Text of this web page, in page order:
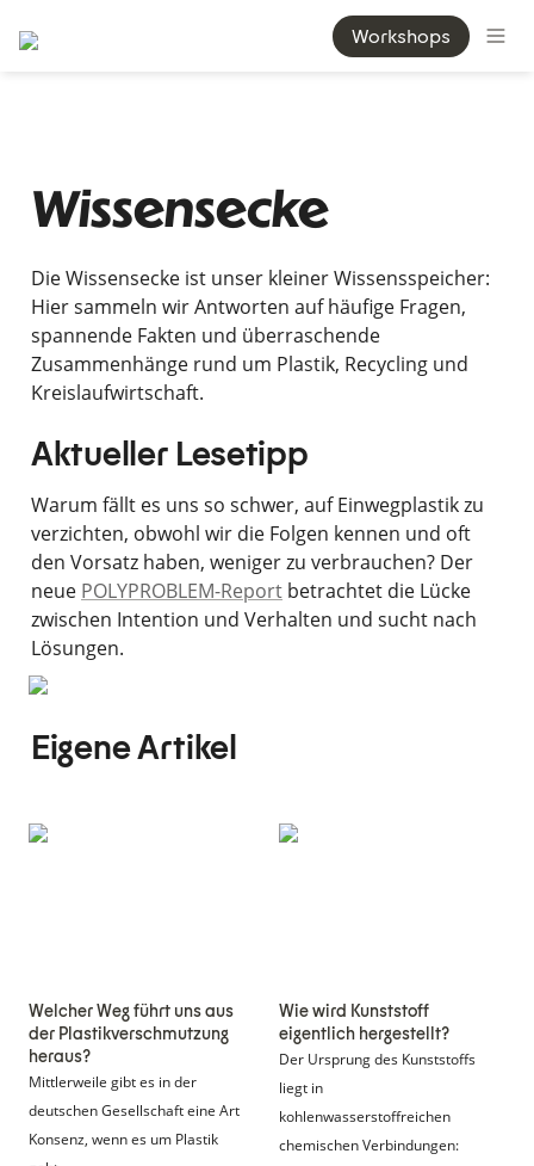
Workshops
Wissensecke
Die Wissensecke ist unser kleiner Wissensspeicher:
Hier sammeln wir Antworten auf häufige Fragen,
spannende Fakten und überraschende
Zusammenhänge rund um Plastik, Recycling und
Kreislaufwirtschaft.
Aktueller Lesetipp
Warum fällt es uns so schwer, auf Einwegplastik zu
verzichten, obwohl wir die Folgen kennen und oft
den Vorsatz haben, weniger zu verbrauchen? Der
neue POLYPROBLEM-Report betrachtet die Lücke
zwischen Intention und Verhalten und sucht nach
Lösungen.
Eigene Artikel
Welcher Weg führt
Welcher Weg führt uns aus
der Plastikverschmutzung
heraus?
Mittlerweile gibt es in der
deutschen Gesellschaft eine Art
Konsenz, wenn es um Plastik
Wie wird Kunststoff
Wie wird Kunststoff
eigentlich hergestellt?
Der Ursprung des Kunststoffs
liegt in
kohlenwasserstoffreichen
chemischen Verbindungen: